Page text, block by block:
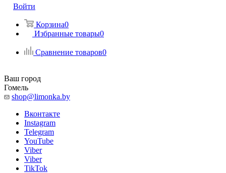
Войти
Корзина0
Избранные товары0
Сравнение товаров0
Ваш город
Гомель
shop@limonka.by
Вконтакте
Instagram
Telegram
YouTube
Viber
Viber
TikTok